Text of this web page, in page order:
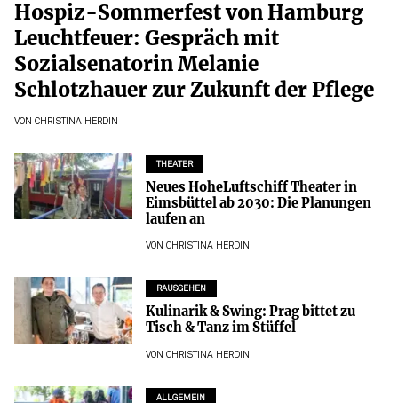
Hospiz-Sommerfest von Hamburg
Leuchtfeuer: Gespräch mit
Sozialsenatorin Melanie
Schlotzhauer zur Zukunft der Pflege
VON CHRISTINA HERDIN
THEATER
Neues HoheLuftschiff Theater in
Eimsbüttel ab 2030: Die Planungen
laufen an
VON CHRISTINA HERDIN
RAUSGEHEN
Kulinarik & Swing: Prag bittet zu
Tisch & Tanz im Stüffel
VON CHRISTINA HERDIN
ALLGEMEIN